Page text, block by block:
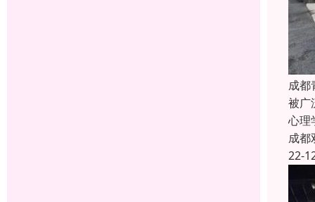
成都
被广
心理
成都
22-